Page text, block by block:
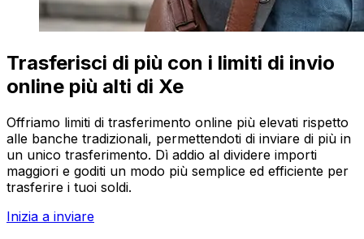
Trasferisci di più con i limiti di invio
online più alti di Xe
Offriamo limiti di trasferimento online più elevati rispetto
alle banche tradizionali, permettendoti di inviare di più in
un unico trasferimento. Dì addio al dividere importi
maggiori e goditi un modo più semplice ed efficiente per
trasferire i tuoi soldi.
Inizia a inviare